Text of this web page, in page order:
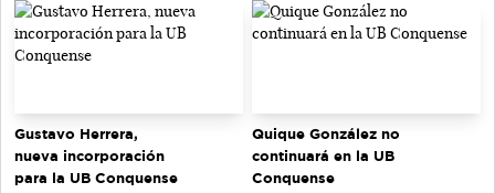
Gustavo Herrera,
nueva incorporación
para la UB Conquense
Quique González no
continuará en la UB
Conquense